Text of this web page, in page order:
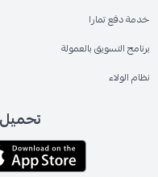
خدمة دفع تمارا
برنامج التسويق بالعمولة
نظام الولاء